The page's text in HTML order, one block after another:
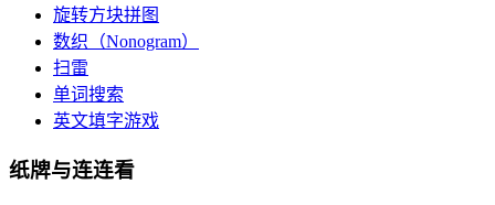
旋转方块拼图
数织（Nonogram）
扫雷
单词搜索
英文填字游戏
纸牌与连连看